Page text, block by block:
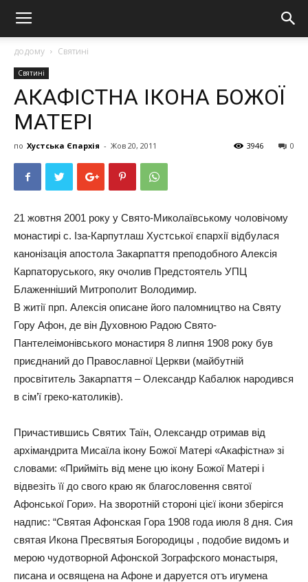
додому Святині
Святині
АКАФІСТНА ІКОНА БОЖОЇ
МАТЕРІ
по Хустська Єпархія - Жов 20, 2011 0
3946
21 жовтня 2001 року у Свято-Миколаївському чоловічому
монастирі с. Іза-Карпутлаш Хустської єпархії відбулася
канонізація апостола Закарпаття преподобного Алексія
Карпаторуського, яку очолив Предстоятель УПЦ
Блаженніший Митрополит Володимир.
В житії прп. Алексія описане його паломництво на Святу
Гору Афон, де він Духовною Радою Свято-
Пантелеімонівського монастиря 8 липня 1908 року був
приєднаний до Православної Церкви (майбутній
просвітитель Закарпаття – Олександр Кабалюк народився
в сім’ї греко-католиків).
Причастившись Святих Таїн, Олександр отримав від
архімандрита Мисаїла ікону Божої Матері «Акафістна» зі
словами: «Прийміть від мене цю ікону Божої Матері і
відвезіть її до свого краю як благословення святої
Афонської Гори». На зворотній стороні цієї ікони зберігся
надпис: “Святая Афонская Гора 1908 года июля 8 дня. Сия
святая Икона Пресвятыя Богородицы , подобие видомъ и
мерою чудотворной Афонской Зографского монастыря,
писана и освящена на Афоне и даруется отъ игумена